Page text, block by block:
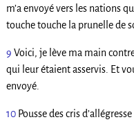
m’a envoyé vers les nations
touche touche la prunelle de
9 Voici, je lève ma main
qui leur étaient asservis. Et
envoyé.
10Pousse des cris